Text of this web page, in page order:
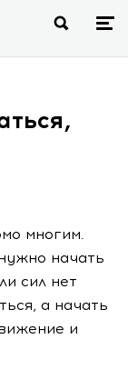
многим.
начать
сил нет
а начать
и